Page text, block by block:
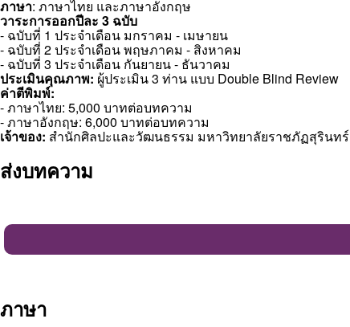
ภาษา: ภาษาไทย และภาษาอังกฤษ
วาระการออกปีละ 3 ฉบับ
- ฉบับที่ 1 ประจำเดือน มกราคม - เมษายน
- ฉบับที่ 2 ประจำเดือน พฤษภาคม - สิงหาคม
- ฉบับที่ 3 ประจำเดือน กันยายน - ธันวาคม
ประเมินคุณภาพ: ผู้ประเมิน 3 ท่าน แบบ Double Blind Review
ค่าตีพิมพ์:
- ภาษาไทย: 5,000 บาทต่อบทความ
- ภาษาอังกฤษ: 6,000 บาทต่อบทความ
เจ้าของ: สำนักศิลปะและวัฒนธรรม มหาวิทยาลัยราชภัฏสุรินทร์
ส่งบทความ
ภาษา